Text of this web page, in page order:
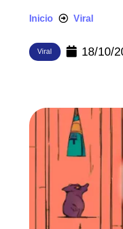
Inicio Viral
Viral 18/10/